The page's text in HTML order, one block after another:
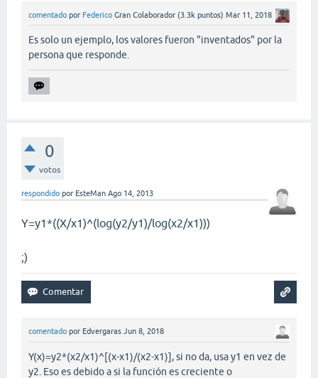
comentado por Federico Gran Colaborador (3.3k puntos) Mar 11, 2018
Es solo un ejemplo, los valores fueron "inventados" por la
persona que responde.
0
votos
respondido por EsteMan Ago 14, 2013
Y=y1*((X/x1)^(log(y2/y1)/log(x2/x1)))
;)
comentado por Edvergaras Jun 8, 2018
Y(x)=y2*(x2/x1)^[(x-x1)/(x2-x1)], si no da, usa y1 en vez de
y2. Eso es debido a si la función es creciente o